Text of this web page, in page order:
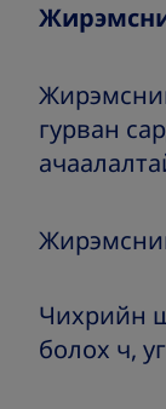
гурван
Чихрийн
болох ч,